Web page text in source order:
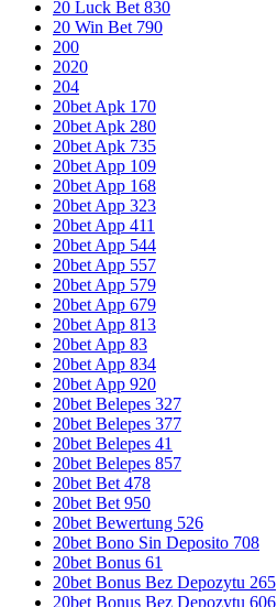
20 Luck Bet 830
20 Win Bet 790
200
2020
204
20bet Apk 170
20bet Apk 280
20bet Apk 735
20bet App 109
20bet App 168
20bet App 323
20bet App 411
20bet App 544
20bet App 557
20bet App 579
20bet App 679
20bet App 813
20bet App 83
20bet App 834
20bet App 920
20bet Belepes 327
20bet Belepes 377
20bet Belepes 41
20bet Belepes 857
20bet Bet 478
20bet Bet 950
20bet Bewertung 526
20bet Bono Sin Deposito 708
20bet Bonus 61
20bet Bonus Bez Depozytu 265
20bet Bonus Bez Depozytu 606